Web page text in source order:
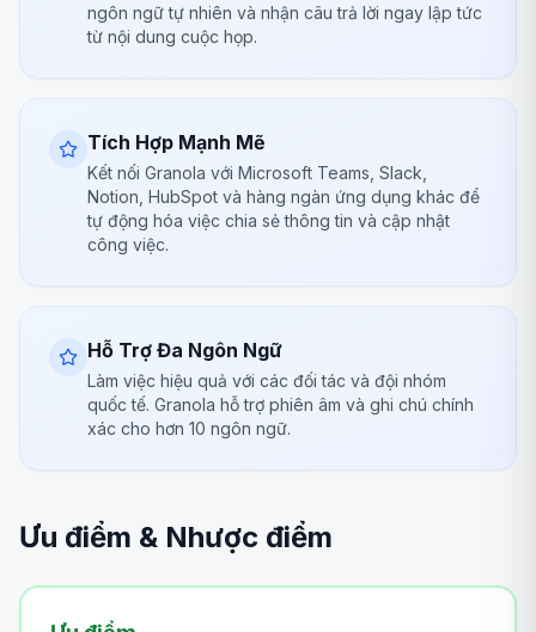
ngôn ngữ tự nhiên và nhận câu trả lời ngay lập tức
từ nội dung cuộc họp.
Tích Hợp Mạnh Mẽ
Kết nối Granola với Microsoft Teams, Slack,
Notion, HubSpot và hàng ngàn ứng dụng khác để
tự động hóa việc chia sẻ thông tin và cập nhật
công việc.
Hỗ Trợ Đa Ngôn Ngữ
Làm việc hiệu quả với các đối tác và đội nhóm
quốc tế. Granola hỗ trợ phiên âm và ghi chú chính
xác cho hơn 10 ngôn ngữ.
Ưu điểm & Nhược điểm